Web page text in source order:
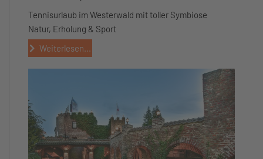
Tennisurlaub im Westerwald mit toller Symbiose
Natur, Erholung & Sport
Weiterlesen...